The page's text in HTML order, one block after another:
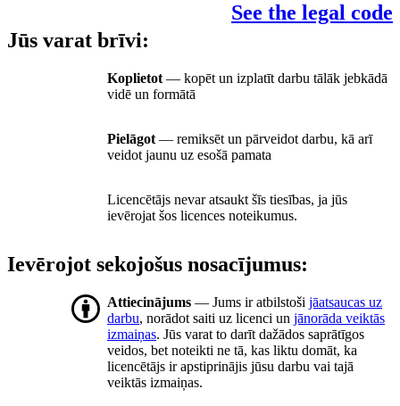
See the legal code
Jūs varat brīvi:
Koplietot — kopēt un izplatīt darbu tālāk jebkādā
vidē un formātā
Pielāgot — remiksēt un pārveidot darbu, kā arī
veidot jaunu uz esošā pamata
Licencētājs nevar atsaukt šīs tiesības, ja jūs
ievērojat šos licences noteikumus.
Ievērojot sekojošus nosacījumus:
Attiecinājums — Jums ir atbilstoši jāatsaucas uz
darbu, norādot saiti uz licenci un jānorāda veiktās
izmaiņas. Jūs varat to darīt dažādos saprātīgos
veidos, bet noteikti ne tā, kas liktu domāt, ka
licencētājs ir apstiprinājis jūsu darbu vai tajā
veiktās izmaiņas.